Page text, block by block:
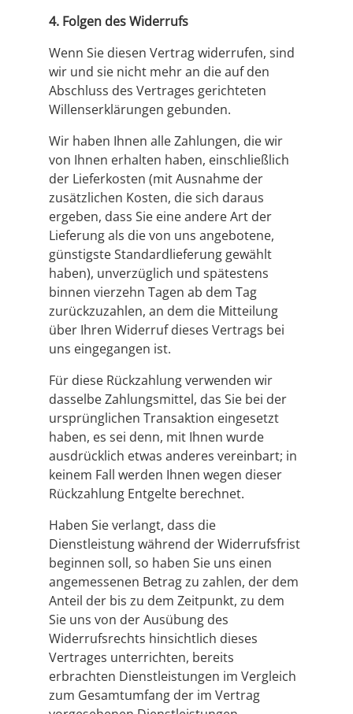
4. Folgen des Widerrufs
Wenn Sie diesen Vertrag widerrufen, sind
wir und sie nicht mehr an die auf den
Abschluss des Vertrages gerichteten
Willenserklärungen gebunden.
Wir haben Ihnen alle Zahlungen, die wir
von Ihnen erhalten haben, einschließlich
der Lieferkosten (mit Ausnahme der
zusätzlichen Kosten, die sich daraus
ergeben, dass Sie eine andere Art der
Lieferung als die von uns angebotene,
günstigste Standardlieferung gewählt
haben), unverzüglich und spätestens
binnen vierzehn Tagen ab dem Tag
zurückzuzahlen, an dem die Mitteilung
über Ihren Widerruf dieses Vertrags bei
uns eingegangen ist.
Für diese Rückzahlung verwenden wir
dasselbe Zahlungsmittel, das Sie bei der
ursprünglichen Transaktion eingesetzt
haben, es sei denn, mit Ihnen wurde
ausdrücklich etwas anderes vereinbart; in
keinem Fall werden Ihnen wegen dieser
Rückzahlung Entgelte berechnet.
Haben Sie verlangt, dass die
Dienstleistung während der Widerrufsfrist
beginnen soll, so haben Sie uns einen
angemessenen Betrag zu zahlen, der dem
Anteil der bis zu dem Zeitpunkt, zu dem
Sie uns von der Ausübung des
Widerrufsrechts hinsichtlich dieses
Vertrages unterrichten, bereits
erbrachten Dienstleistungen im Vergleich
zum Gesamtumfang der im Vertrag